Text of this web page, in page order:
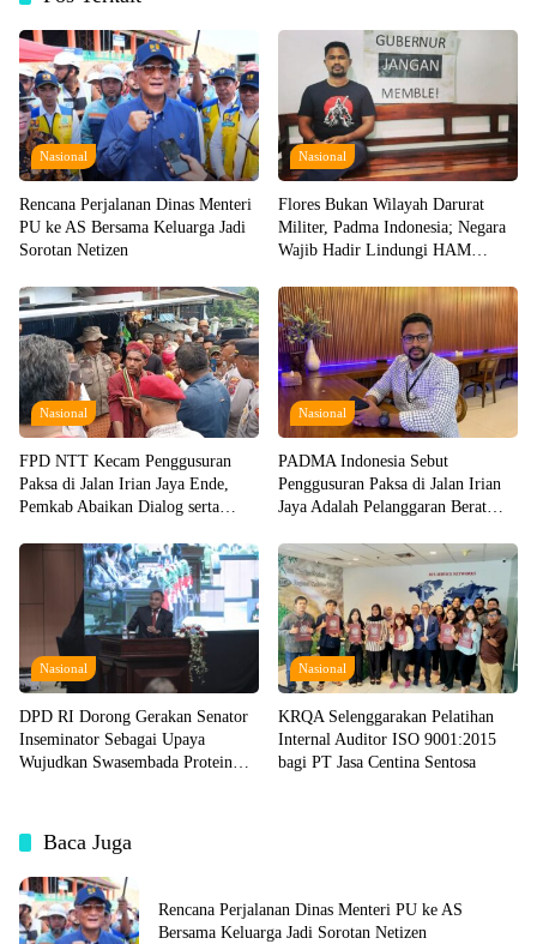
Nasional
Rencana Perjalanan Dinas Menteri
PU ke AS Bersama Keluarga Jadi
Sorotan Netizen
Nasional
Flores Bukan Wilayah Darurat
Militer, Padma Indonesia; Negara
Wajib Hadir Lindungi HAM
Nasional
FPD NTT Kecam Penggusuran
Paksa di Jalan Irian Jaya Ende,
Pemkab Abaikan Dialog serta
Nasional
PADMA Indonesia Sebut
Penggusuran Paksa di Jalan Irian
Jaya Adalah Pelanggaran Berat
Nasional
DPD RI Dorong Gerakan Senator
Inseminator Sebagai Upaya
Wujudkan Swasembada Protein
Nasional
KRQA Selenggarakan Pelatihan
Internal Auditor ISO 9001:2015
bagi PT Jasa Centina Sentosa
Baca Juga
Rencana Perjalanan Dinas Menteri PU ke AS
Bersama Keluarga Jadi Sorotan Netizen